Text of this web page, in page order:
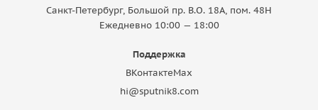
Санкт-Петербург, Большой пр. В.О. 18A, пом. 48Н
Ежедневно 10:00 — 18:00
Поддержка
ВКонтактеMax
hi@sputnik8.com